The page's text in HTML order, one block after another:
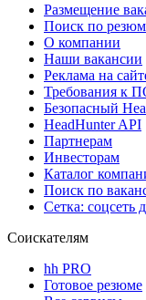
Размещение
Поиск по
О компании
Наши вакансии
Реклама на
Требования к
Безопасный
HeadHunter API
Партнерам
Инвесторам
Каталог
Поиск по
Сетка: соцсеть
Соискателям
hh PRO
Готовое резюме